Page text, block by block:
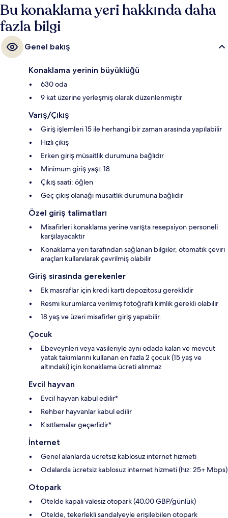
Bu konaklama yeri hakkında daha
fazla bilgi
Genel bakış
Konaklama yerinin büyüklüğü
630 oda
9 kat üzerine yerleşmiş olarak düzenlenmiştir
Varış/Çıkış
Giriş işlemleri 15 ile herhangi bir zaman arasında yapılabilir
Hızlı çıkış
Erken giriş müsaitlik durumuna bağlıdır
Minimum giriş yaşı: 18
Çıkış saati: öğlen
Geç çıkış olanağı müsaitlik durumuna bağlıdır
Özel giriş talimatları
Misafirleri konaklama yerine varışta resepsiyon personeli
karşılayacaktır
Konaklama yeri tarafından sağlanan bilgiler, otomatik çeviri
araçları kullanılarak çevrilmiş olabilir
Giriş sırasında gerekenler
Ek masraflar için kredi kartı depozitosu gereklidir
Resmi kurumlarca verilmiş fotoğraflı kimlik gerekli olabilir
18 yaş ve üzeri misafirler giriş yapabilir.
Çocuk
Ebeveynleri veya vasileriyle aynı odada kalan ve mevcut
yatak takımlarını kullanan en fazla 2 çocuk (15 yaş ve
altındaki) için konaklama ücreti alınmaz
Evcil hayvan
Evcil hayvan kabul edilir*
Rehber hayvanlar kabul edilir
Kısıtlamalar geçerlidir*
İnternet
Genel alanlarda ücretsiz kablosuz internet hizmeti
Odalarda ücretsiz kablosuz internet hizmeti (hız: 25+ Mbps)
Otopark
Otelde kapalı valesiz otopark (40.00 GBP/günlük)
Otelde, tekerlekli sandalyeyle erişilebilen otopark